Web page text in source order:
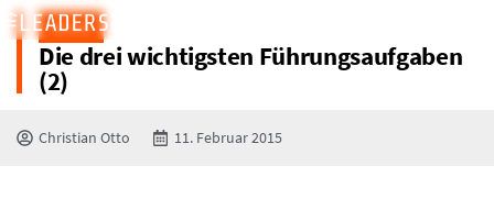
BLOG
Die drei wichtigsten Führungsaufgaben
(2)
Christian Otto 11. Februar 2015